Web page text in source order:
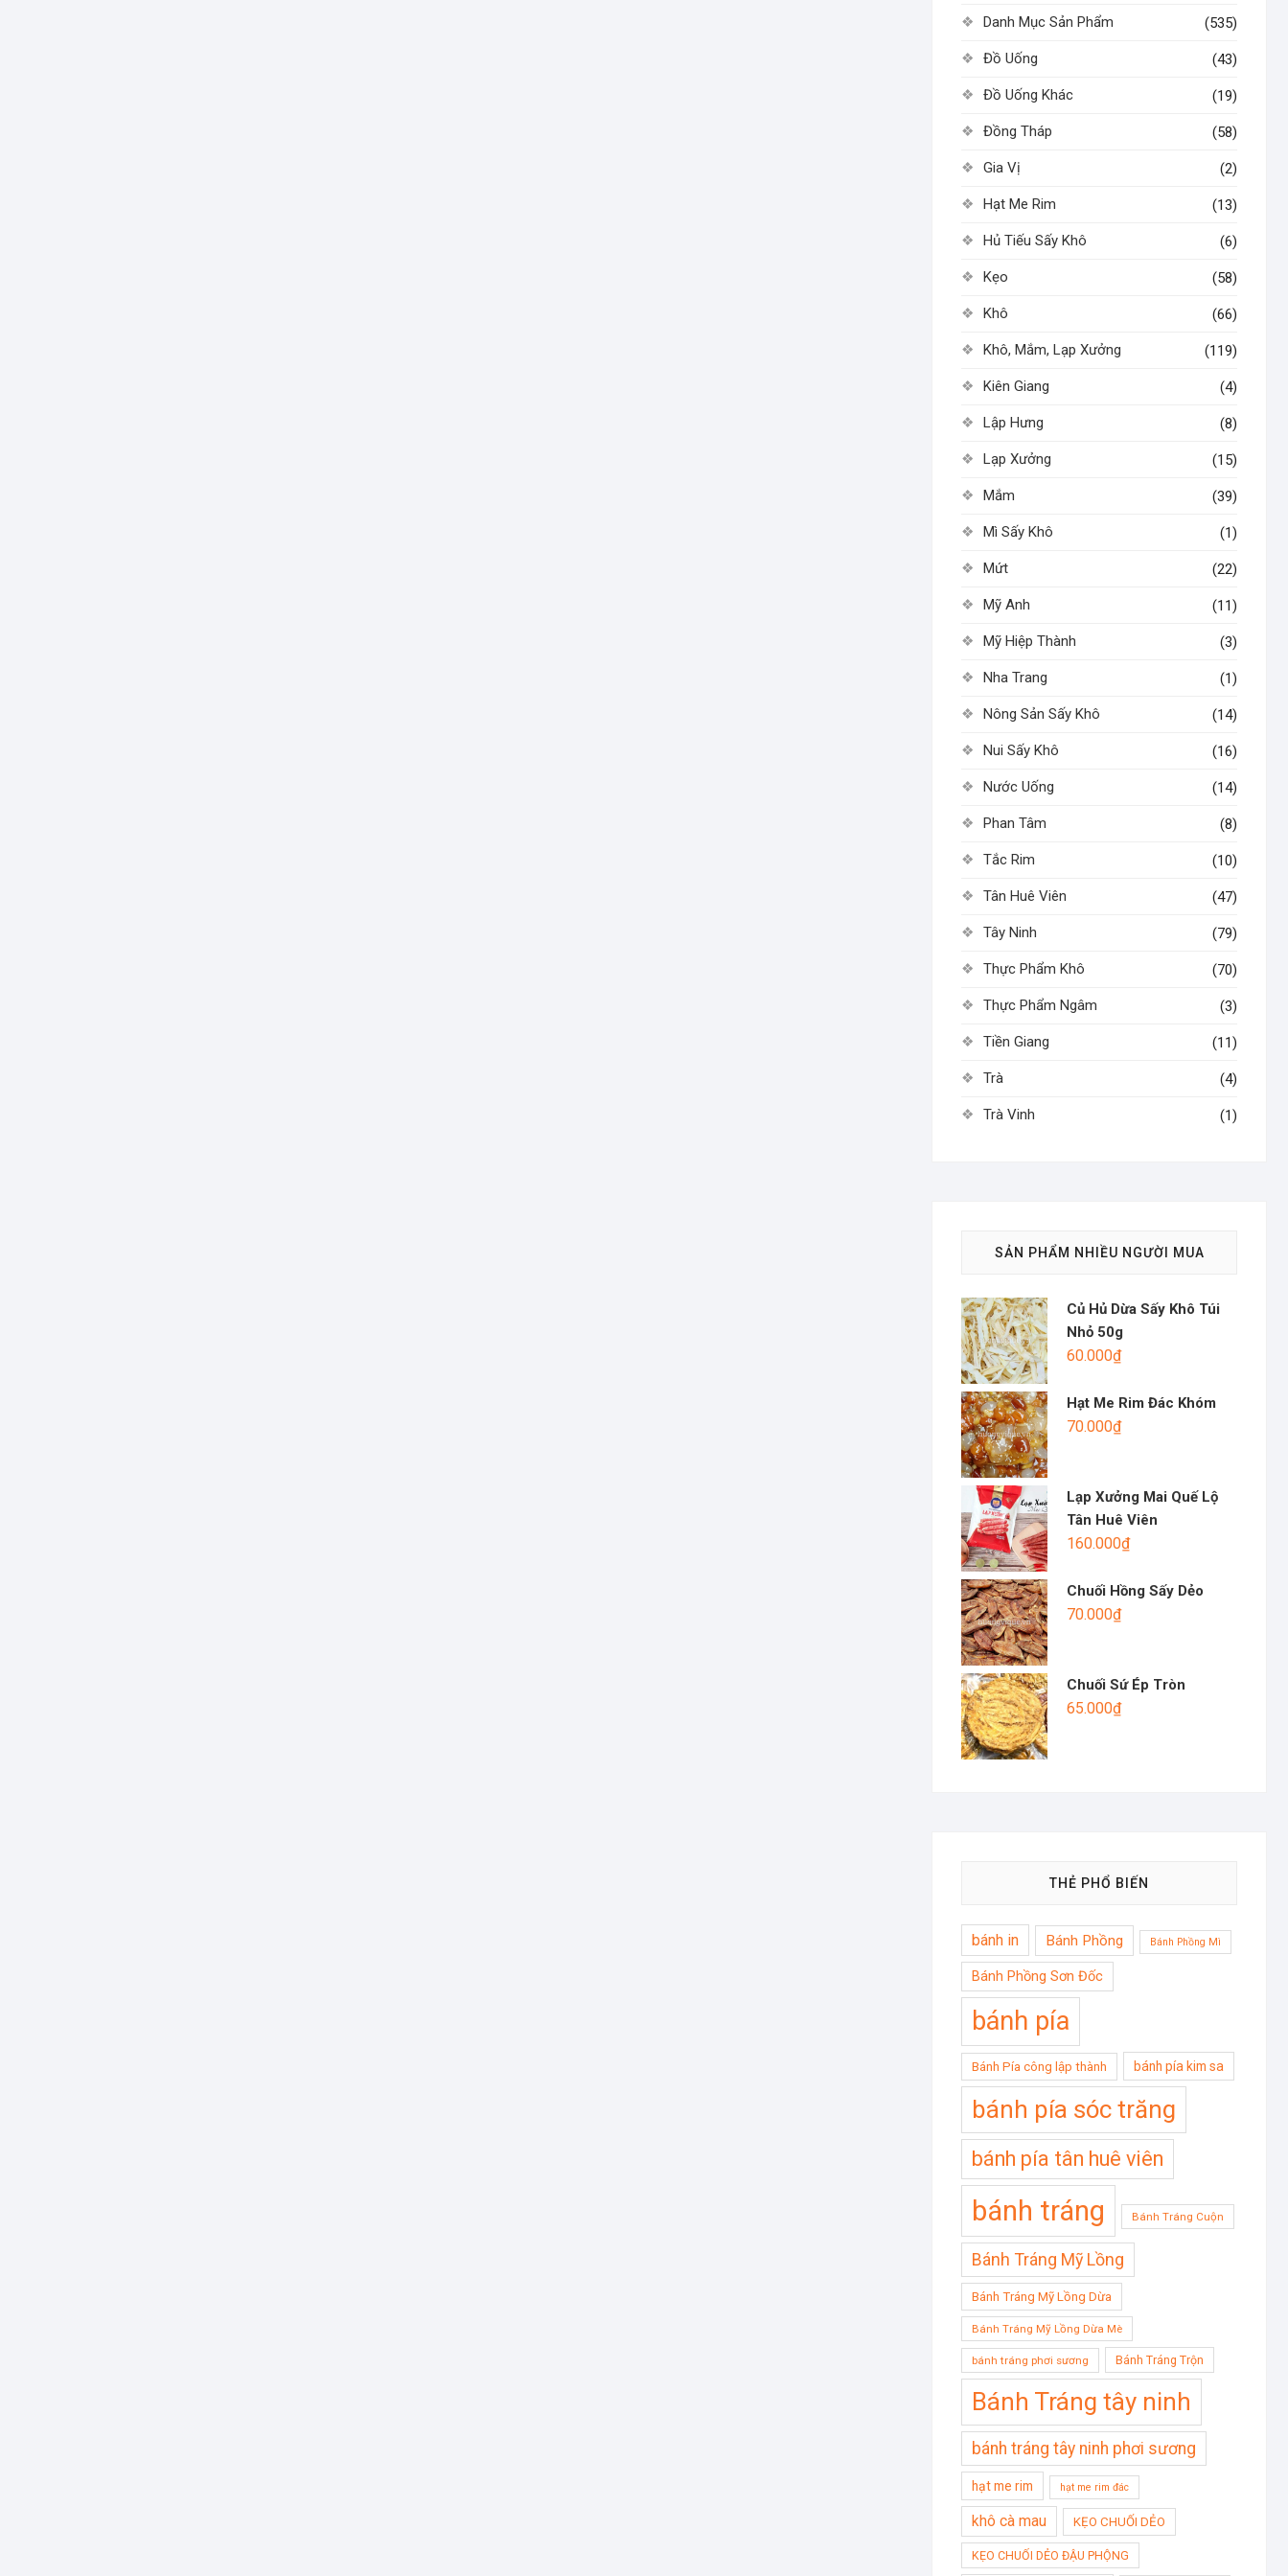
Danh Mục Sản Phẩm (535)
Đồ Uống (43)
Đồ Uống Khác (19)
Đồng Tháp (58)
Gia Vị (2)
Hạt Me Rim (13)
Hủ Tiếu Sấy Khô (6)
Kẹo (58)
Khô (66)
Khô, Mắm, Lạp Xưởng (119)
Kiên Giang (4)
Lập Hưng (8)
Lạp Xưởng (15)
Mắm (39)
Mì Sấy Khô (1)
Mứt (22)
Mỹ Anh (11)
Mỹ Hiệp Thành (3)
Nha Trang (1)
Nông Sản Sấy Khô (14)
Nui Sấy Khô (16)
Nước Uống (14)
Phan Tâm (8)
Tắc Rim (10)
Tân Huê Viên (47)
Tây Ninh (79)
Thực Phẩm Khô (70)
Thực Phẩm Ngâm (3)
Tiền Giang (11)
Trà (4)
Trà Vinh (1)
SẢN PHẨM NHIỀU NGƯỜI MUA
Củ Hủ Dừa Sấy Khô Túi
Nhỏ 50g
60.000₫
Hạt Me Rim Đác Khóm
70.000₫
Lạp Xưởng Mai Quế Lộ
Tân Huê Viên
160.000₫
Chuối Hồng Sấy Dẻo
70.000₫
Chuối Sứ Ép Tròn
65.000₫
THẺ PHỔ BIẾN
bánh in Bánh Phồng Bánh Phồng Mì
Bánh Phồng Sơn Đốc
bánh pía
Bánh Pía công lập thành bánh pía kim sa
bánh pía sóc trăng
bánh pía tân huê viên
bánh tráng Bánh Tráng Cuộn
Bánh Tráng Mỹ Lồng
Bánh Tráng Mỹ Lồng Dừa
Bánh Tráng Mỹ Lồng Dừa Mè
bánh tráng phơi sương Bánh Tráng Trộn
Bánh Tráng tây ninh
bánh tráng tây ninh phơi sương
hạt me rim hạt me rim đác
khô cà mau KẸO CHUỐI DẺO
KẸO CHUỐI DẺO ĐẬU PHỘNG